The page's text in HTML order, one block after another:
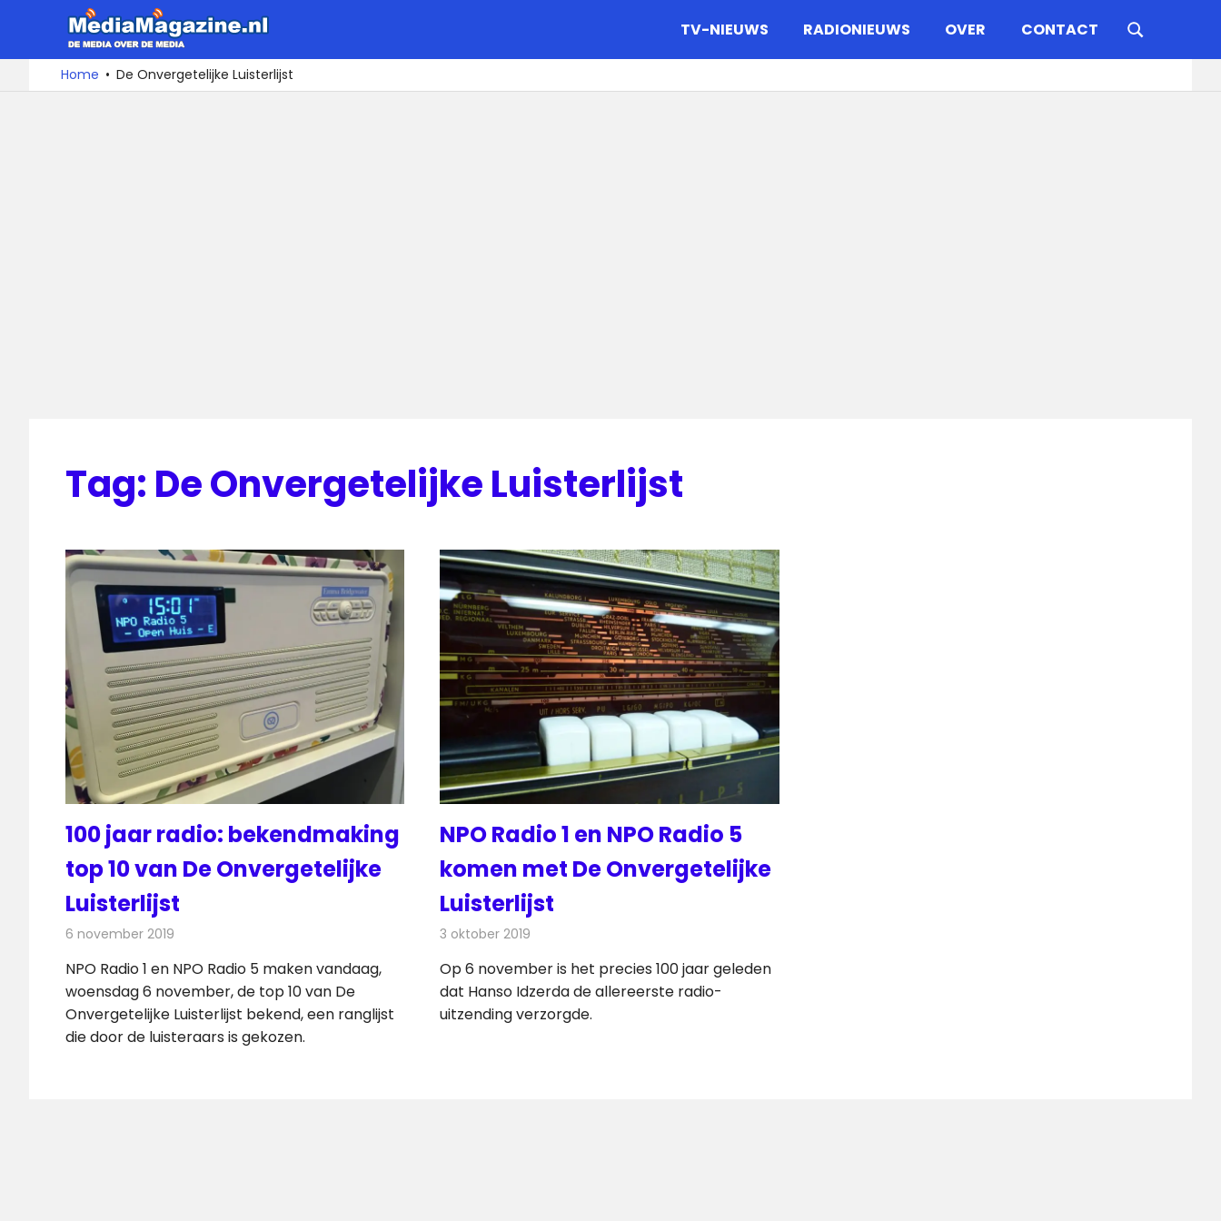
naar
De
media
over
TV-NIEUWS RADIONIEUWS OVER CONTACT
Home De Onvergetelijke Luisterlijst
Tag: De Onvergetelijke Luisterlijst
100 jaar radio: bekendmaking
top 10 van De Onvergetelijke
Luisterlijst
6 november 2019
NPO Radio 1 en NPO Radio 5 maken vandaag,
woensdag 6 november, de top 10 van De
Onvergetelijke Luisterlijst bekend, een ranglijst
die door de luisteraars is gekozen.
NPO Radio 1 en NPO Radio 5
komen met De Onvergetelijke
Luisterlijst
3 oktober 2019
Op 6 november is het precies 100 jaar geleden
dat Hanso Idzerda de allereerste radio-
uitzending verzorgde.